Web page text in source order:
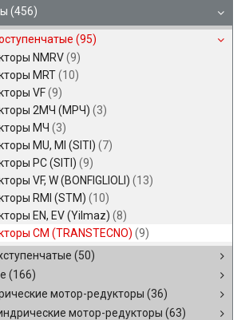
(456)
(95)
NMRV(9)
MRT(10)
VF(9)
2МЧ (МРЧ) (3)
МЧ (3)
MU, MI (SITI) (7)
PC (SITI) (9)
VF, W (BONFIGLIOLI) (13)
RMI (STM) (10)
EN, EV (Yilmaz) (8)
CM (TRANSTECNO) (9)
(50)
(166)
мотор-редукторы (36)
мотор-редукторы (63)